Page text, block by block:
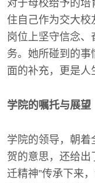
对于母校给予的
住自己作为交大校
岗位上坚守信念
务。她所碰到的事
面的补充，更是人
学院的嘱托与展望
学院的领导，朝
贺的意思，还给出
迁精神”传承下来